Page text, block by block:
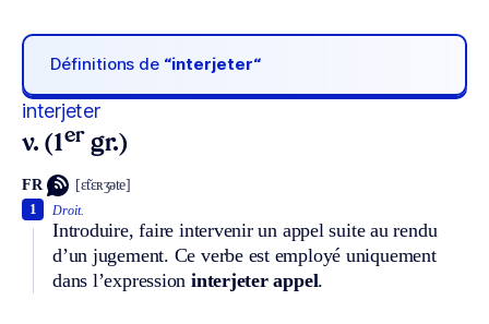
Définitions de “interjeter“
interjeter
v. (1er gr.)
FR [ɛ̃tɛʀʒəte]
Droit.
Introduire, faire intervenir un appel suite au rendu
d’un jugement. Ce verbe est employé uniquement
dans l’expression interjeter appel.
1